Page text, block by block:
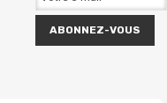
ABONNEZ-VOUS